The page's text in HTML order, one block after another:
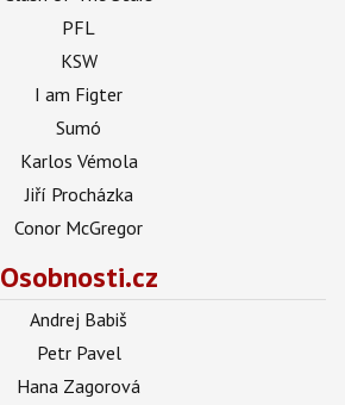
PFL
KSW
I am Figter
Sumó
Karlos Vémola
Jiří Procházka
Conor McGregor
Osobnosti.cz
Andrej Babiš
Petr Pavel
Hana Zagorová